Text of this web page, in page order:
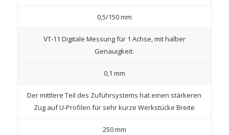
0,5/150 mm
VT-11 Digitale Messung für 1 Achse, mit halber
Genauigkeit:
0,1 mm
Der mittlere Teil des Zuführsystems hat einen stärkeren
Zug auf U-Profilen für sehr kurze Werkstücke Breite
250 mm